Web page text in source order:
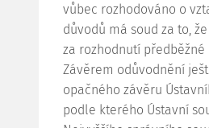
vůbec rozhodováno o
důvodů má soud za to,
za rozhodnutí předběžné
Závěrem odůvodnění
opačného závěru
podle kterého Ústavní